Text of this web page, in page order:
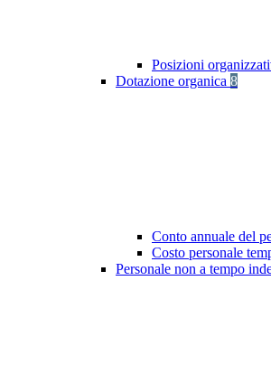
Posizioni
Dotazione organica 8
Conto annuale del
Costo personale
Personale non a tempo